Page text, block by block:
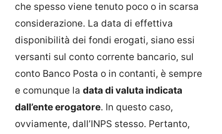
che spesso viene tenuto poco o in scarsa
considerazione. La data di effettiva
disponibilità dei fondi erogati, siano essi
versanti sul conto corrente bancario, sul
conto Banco Posta o in contanti, è sempre
e comunque la data di valuta indicata
dall’ente erogatore. In questo caso,
ovviamente, dall’INPS stesso. Pertanto,